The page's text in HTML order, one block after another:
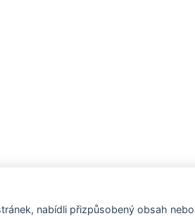
nabídli přizpůsobený obsah